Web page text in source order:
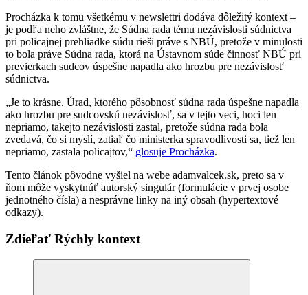
Procházka k tomu všetkému v newslettri dodáva dôležitý kontext –
je podľa neho zvláštne, že Súdna rada tému nezávislosti súdnictva
pri policajnej prehliadke súdu rieši práve s NBÚ, pretože v minulosti
to bola práve Súdna rada, ktorá na Ústavnom súde činnosť NBÚ pri
previerkach sudcov úspešne napadla ako hrozbu pre nezávislosť
súdnictva.
„Je to krásne. Úrad, ktorého pôsobnosť súdna rada úspešne napadla
ako hrozbu pre sudcovskú nezávislosť, sa v tejto veci, hoci len
nepriamo, takejto nezávislosti zastal, pretože súdna rada bola
zvedavá, čo si myslí, zatiaľ čo ministerka spravodlivosti sa, tiež len
nepriamo, zastala policajtov,“ glosuje Procházka.
Tento článok pôvodne vyšiel na webe adamvalcek.sk, preto sa v
ňom môže vyskytnúť autorský singulár (formulácie v prvej osobe
jednotného čísla) a nesprávne linky na iný obsah (hypertextové
odkazy).
Zdieľať Rýchly kontext